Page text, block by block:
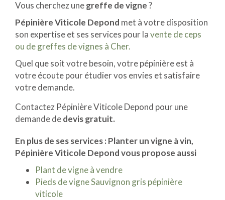
Vous cherchez unegreffe de vigne?
Pépinière Viticole Depond met à votre disposition
son expertise et ses services pour lavente de ceps
ou de greffes de vignes à Cher.
Quel que soit votre besoin, votre pépinière est à
votre écoute pour étudier vos envies et satisfaire
votre demande.
Contactez Pépinière Viticole Depond pour une
demande dedevis gratuit.
En plus de ses services : Planter un vigne à vin,
Pépinière Viticole Depond vous propose aussi
Plant de vigne à vendre
Pieds de vigne Sauvignon gris pépinière
viticole